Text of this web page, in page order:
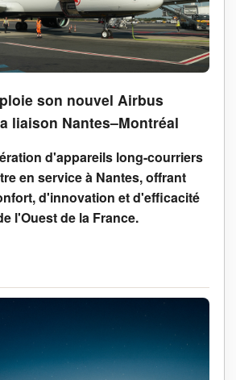
son nouvel Airbus
liaison Nantes–Montréal
d'appareils long-courriers
en service à Nantes, offrant
d'innovation et d'efficacité
l'Ouest de la France.